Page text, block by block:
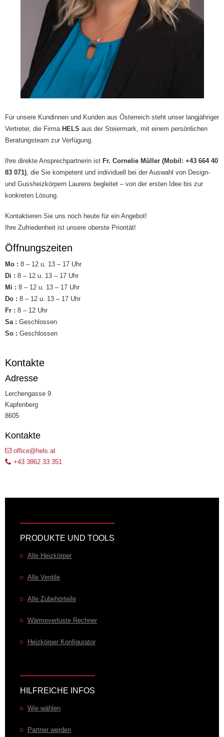
Für unsere Kundinnen und Kunden aus Österreich steht unser langjähriger
Vertreter, die Firma HELS aus der Steiermark, mit einem persönlichen
Beratungsteam zur Verfügung.
Ihre direkte Ansprechpartnerin ist Fr. Cornelie Müller (Mobil: +43 664 40
83 071) , die Sie kompetent und individuell bei der Auswahl von Design-
und Gussheizkörpern Laurens begleitet – von der ersten Idee bis zur
konkreten Lösung.
Kontaktieren Sie uns noch heute für ein Angebot!
Ihre Zufriedenheit ist unsere oberste Priorität!
Öffnungszeiten
Mo : 8 – 12 u. 13 – 17 Uhr
Di : 8 – 12 u. 13 – 17 Uhr
Mi : 8 – 12 u. 13 – 17 Uhr
Do : 8 – 12 u. 13 – 17 Uhr
Fr : 8 – 12 Uhr
Sa : Geschlossen
So : Geschlossen
Kontakte
Adresse
Lerchengasse 9
Kapfenberg
8605
Kontakte
office@hels.at
+43 3862 33 351
PRODUKTE UND TOOLS
Alle Heizkörper
Alle Ventile
Alle Zubehörteile
Wärmeverluste Rechner
Heizkörper Konfigurator
HILFREICHE INFOS
Wie wählen
Partner werden